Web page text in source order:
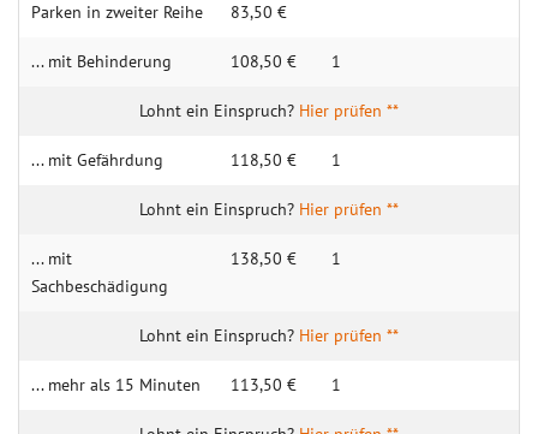
Parken in zweiter Reihe 83,50 €
... mit Behinderung 108,50 € 1
Hier prüfen **
... mit Gefährdung 118,50 € 1
Hier prüfen **
... mit
Sachbeschädigung
138,50 € 1
Hier prüfen **
... mehr als 15 Minuten 113,50 € 1